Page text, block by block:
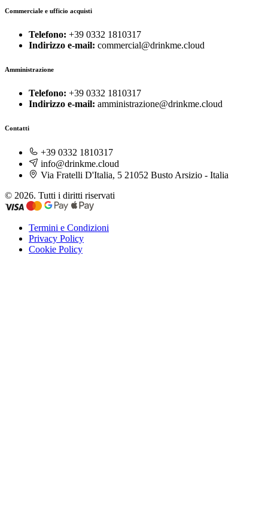
Commerciale e ufficio acquisti
Telefono: +39 0332 1810317
Indirizzo e-mail: commercial@drinkme.cloud
Amministrazione
Telefono: +39 0332 1810317
Indirizzo e-mail: amministrazione@drinkme.cloud
Contatti
+39 0332 1810317
info@drinkme.cloud
Via Fratelli D'Italia, 5 21052 Busto Arsizio - Italia
© 2026. Tutti i diritti riservati
Termini e Condizioni
Privacy Policy
Cookie Policy